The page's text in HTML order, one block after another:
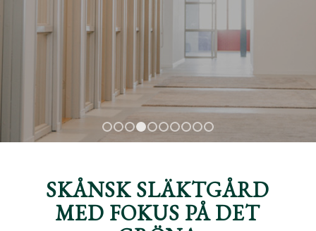
1 2 3
SKÅNSK SLÄKTGÅRD
MED FOKUS PÅ DET